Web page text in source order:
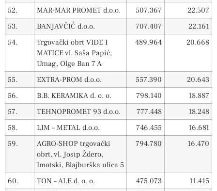
52.
MAR-MAR PROMET d.o.o. 507.367
22.507
53.
BANJAVČIĆ d.o.o. 707.407
22.161
54.
Trgovački obrt VIDE I
MATICE vl. Saša Papić,
Umag, Olge Ban 7 A
489.964 20.668
55. EXTRA-PROM d.o.o. 557.390
20.643
56.
B.B. KERAMIKA d. o. o. 798.140
18.887
57.
TEHNOPROMET 93 d.o.o. 777.448
18.248
58.
LIM – METAL d.o.o. 746.455
16.681
59.
AGRO-SHOP trgovački
obrt, vl. Josip Ždero,
Imotski, Blajburška ulica 5
794.780 16.470
60. TON – ALE d. o. o. 475.073
11.415